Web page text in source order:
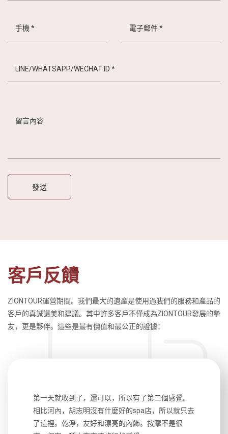
客戶反饋
ZIONTOUR運營期間。我們最大的遺產是使用過我們的服務和產品的
客戶的真誠讚美和建議。其中許多客戶不僅成為ZIONTOUR發展的摯
友，更是夥伴。這些是最有價值和最公正的證據：
第一天就收到了，還可以，所以有了第二個感覺。
相比河內，胡志明沒有什麼好的spa店，所以就只去
了這裡。乾淨，友好和漂亮的內飾。按摩不是很